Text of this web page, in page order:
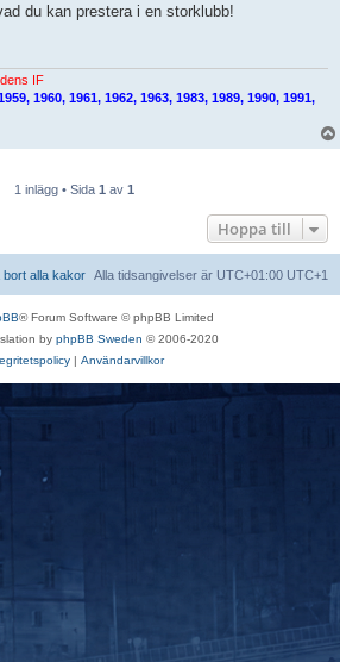
du kan prestera i en storklubb!
IF
1960, 1961, 1962, 1963, 1983, 1989, 1990, 1991,
1 inlägg • Sida 1 av 1
Hoppa till
Alla tidsangivelser är UTC+01:00 UTC+1
bort alla kakor
® Forum Software © phpBB Limited
by phpBB Sweden © 2006-2020
| Användarvillkor